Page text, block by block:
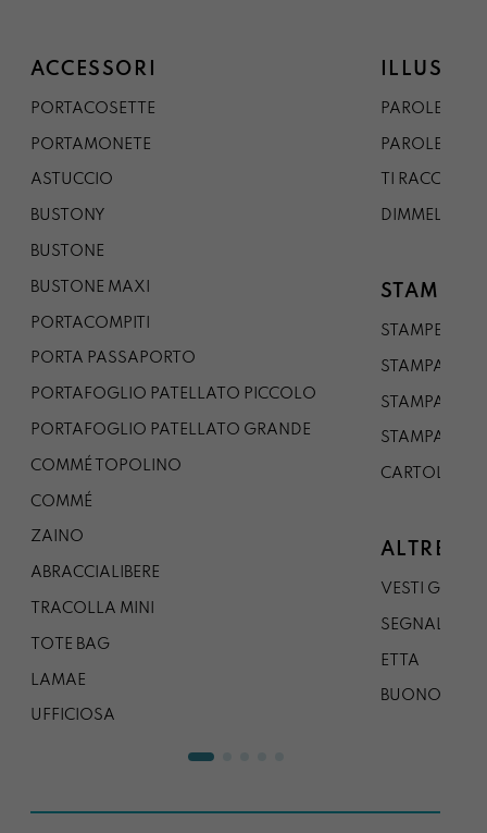
ACCESSORI
PORTACOSETTE
PORTAMONETE
ASTUCCIO
BUSTONY
BUSTONE
BUSTONE MAXI
PORTACOMPITI
PORTA PASSAPORTO
PORTAFOGLIO PATELLATO PICCOLO
PORTAFOGLIO PATELLATO GRANDE
COMMÉ TOPOLINO
COMMÉ
ZAINO
ABRACCIALIBERE
TRACOLLA MINI
TOTE BAG
LAMAE
UFFICIOSA
PAROLE DAL
PAROLE DA
TI
DIMMELO
STAMPE
STAMPE A5
STAMPA A3
STAMPA A1
STAMPA A0
CARTOLINA
ALTRE
VESTI
SEGNALIBRO
ETTA
BUONO